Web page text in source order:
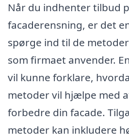
Når du indhenter tilbud
facaderensning, er det
spørge ind til de
som firmaet anvender.
vil kunne forklare,
metoder vil hjælpe med
forbedre din facade.
metoder kan inkludere